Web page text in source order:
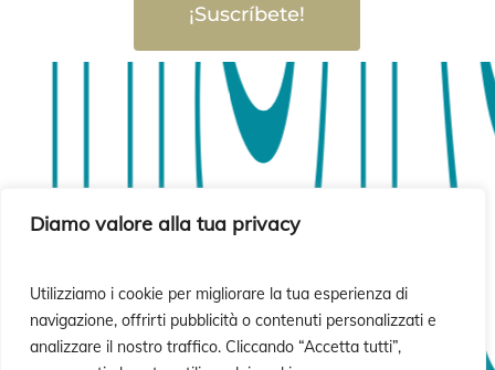
Diamo valore alla tua privacy
Utilizziamo i cookie per migliorare la tua esperienza di
navigazione, offrirti pubblicità o contenuti personalizzati e
analizzare il nostro traffico. Cliccando “Accetta tutti”,
¡Suscríbete!